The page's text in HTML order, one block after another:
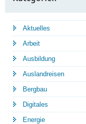
Aktuelles
Arbeit
Ausbildung
Auslandreisen
Bergbau
Digitales
Energie